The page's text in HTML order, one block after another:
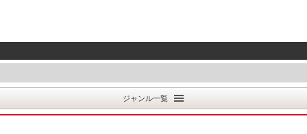
ジャンル一覧